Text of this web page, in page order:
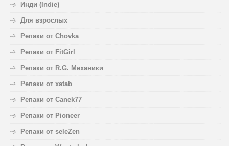
Инди (Indie)
Для взрослых
Репаки от Chovka
Репаки от FitGirl
Репаки от R.G. Механики
Репаки от xatab
Репаки от Canek77
Репаки от Pioneer
Репаки от seleZen